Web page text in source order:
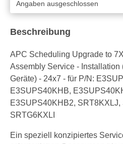
Angaben ausgeschlossen
Beschreibung
APC Scheduling Upgrade to
Assembly Service - Installation
Geräte) - 24x7 - für P/N:
E3SUPS40KHB,
E3SUPS40KHB2, SRT8KXLJ,
SRTG6KXLI
Ein speziell konzipiertes